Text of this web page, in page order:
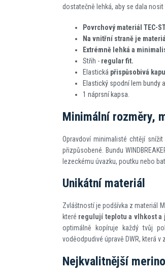
dostatečně lehká, aby se dala nosit
Povrchový materiál TEC-
Na vnitřní straně je
Extrémně lehká a
Střih - regular fit.
Elastická přispůsobivá
Elastický spodní lem bundy
1 náprsní kapsa.
Minimální rozměry,
Opravdoví minimalisté chtějí
přizpůsobené. Bundu
lezeckému úvazku, poutku nebo
Unikátní materiál
Zvláštností je podšívka z materiál
které regulují teplotu a vlhkost a
optimálně kopíruje každý tvůj
voděodpudivé úpravě DWR, která
Nejkvalitnější